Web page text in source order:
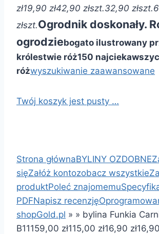
zł19,90 zł42,90 złszt.32,90 złszt.
złszt.Ogrodnik doskonały.
ogrodziebogato ilustrowany
królestwie róż150
różwyszukiwanie zaawansowane
Twój koszyk jest pusty …
Strona głównaBYLINY OZDOBNE
sięZałóż kontozobacz wszystkie
produktPoleć znajomemu
PDFNapisz recenzję
shopGold.pl » » bylina Funkia
B11159,00 zł115,00 zł16,90 zł